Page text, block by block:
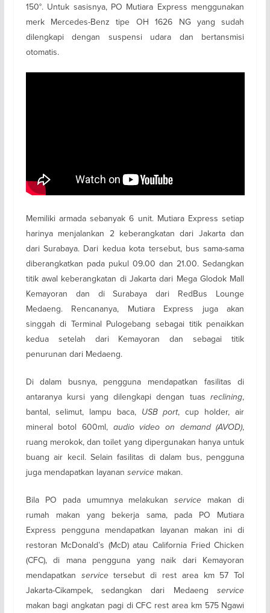
150°. Untuk sasisnya, PO Mutiara Express menggunakan
merk Mercedes-Benz tipe OH 1626 NG yang sudah
dilengkapi dengan suspensi udara dan bertansmisi
otomatis.
Memiliki armada sebanyak 6 unit. Mutiara Express setiap
harinya menjalankan 2 keberangkatan dari Jakarta dan
dari Surabaya. Dari kedua kota tersebut, bus sama-sama
diberangkatkan pada pukul 09.00 dan 21.00. Sedangkan
titik awal keberangkatan di Jakarta dari Mega Glodok Mall
Kemayoran dan di Surabaya dari RedBus Lounge
Medaeng. Rencananya, Mutiara Express juga akan
singgah di Terminal Pulogebang sebagai titik penaikkan
kedua setelah dari Kemayoran dan sebagai titik
penurunan dari Medaeng.
Di dalam busnya, pengguna mendapatkan fasilitas di
antaranya kursi yang dilengkapi dengan tuasreclining,
bantal, selimut, lampu baca, USB port, cup holder, air
mineral botol 600ml, audio video on demand (AVOD),
ruang merokok, dan toilet yang dipergunakan hanya untuk
buang air kecil. Selain fasilitas di dalam bus, pengguna
juga mendapatkan layanan servicemakan.
Bila PO pada umumnya melakukanservice makan di
rumah makan yang bekerja sama, pada PO Mutiara
Express pengguna mendapatkan layanan makan ini di
restoran McDonald’s (McD) atau California Fried Chicken
(CFC), di mana pengguna yang naik dari Kemayoran
mendapatkan servicetersebut di rest area km 57 Tol
Jakarta-Cikampek, sedangkan dari Medaengservice
makan bagi angkatan pagi di CFC rest area km 575 Ngawi